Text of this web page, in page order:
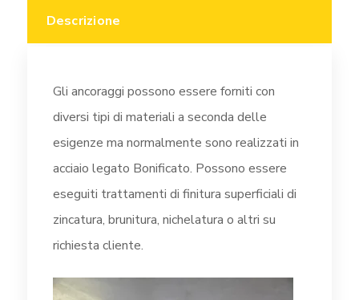
Descrizione
Gli ancoraggi possono essere forniti con
diversi tipi di materiali a seconda delle
esigenze ma normalmente sono realizzati in
acciaio legato Bonificato. Possono essere
eseguiti trattamenti di finitura superficiali di
zincatura, brunitura, nichelatura o altri su
richiesta cliente.